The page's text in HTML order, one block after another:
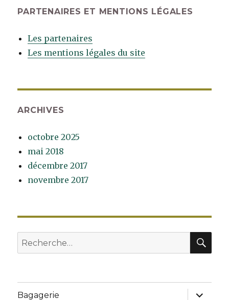
PARTENAIRES ET MENTIONS LÉGALES
Les partenaires
Les mentions légales du site
ARCHIVES
octobre 2025
mai 2018
décembre 2017
novembre 2017
Recherche
pour
Bagagerie
ouvrir